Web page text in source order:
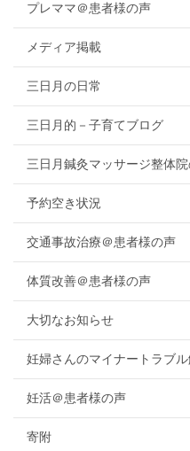
プレママ＠患者様の声
メディア掲載
三日月の日常
三日月的－子育てブログ
三日月鍼灸マッサージ整体
予約空き状況
交通事故治療＠患者様の声
体質改善＠患者様の声
大切なお知らせ
妊婦さんのマイナートラブ
妊活＠患者様の声
寄附